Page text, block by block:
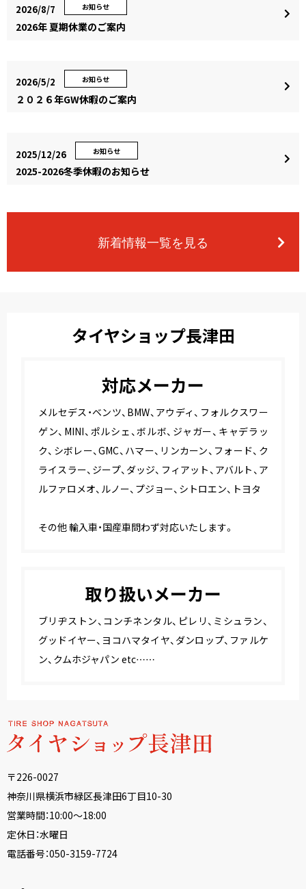
2026/8/7 お知らせ
2026年 夏期休業のご案内
2026/5/2 お知らせ
２０２６年GW休暇のご案内
2025/12/26 お知らせ
2025-2026冬季休暇のお知らせ
新着情報一覧を見る
タイヤショップ長津田
対応メーカー
メルセデス・ベンツ、BMW、アウディ、フォルクスワー
ゲン、MINI、ポルシェ、ボルボ、ジャガー、キャデラッ
ク、シボレー、GMC、ハマー、リンカーン、フォード、ク
ライスラー、ジープ、ダッジ、フィアット、アバルト、ア
ルファロメオ、ルノー、プジョー、シトロエン、トヨタ
その他 輸入車・国産車問わず対応いたします。
取り扱いメーカー
ブリヂストン、コンチネンタル、ピレリ、ミシュラン、
グッドイヤー、ヨコハマタイヤ、ダンロップ、ファルケ
ン、クムホジャパン etc……
〒226-0027
神奈川県横浜市緑区長津田6丁目10-30
営業時間：10:00〜18:00
定休日：水曜日
電話番号：050-3159-7724